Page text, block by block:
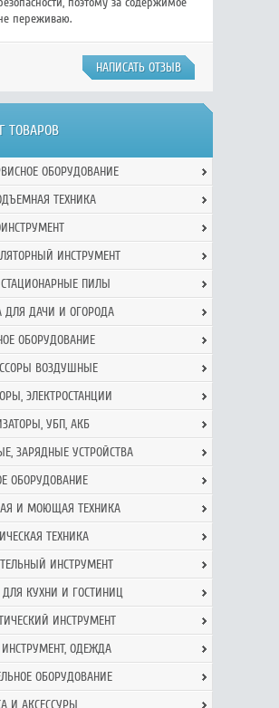
переживаю.
НАПИСАТЬ ОТЗЫВ
ТОВАРОВ
ОБОРУДОВАНИЕ
ТЕХНИКА
ИНСТРУМЕНТ
СТАЦИОНАРНЫЕ ПИЛЫ
ДЛЯ ДАЧИ И ОГОРОДА
ОБОРУДОВАНИЕ
ВОЗДУШНЫЕ
ЭЛЕКТРОСТАНЦИИ
УБП, АКБ
ЗАРЯДНЫЕ УСТРОЙСТВА
ОБОРУДОВАНИЕ
И МОЮЩАЯ ТЕХНИКА
ТЕХНИКА
ИНСТРУМЕНТ
КУХНИ И ГОСТИНИЦ
ИНСТРУМЕНТ
ОДЕЖДА
ОБОРУДОВАНИЕ
И АКСЕССУРЫ